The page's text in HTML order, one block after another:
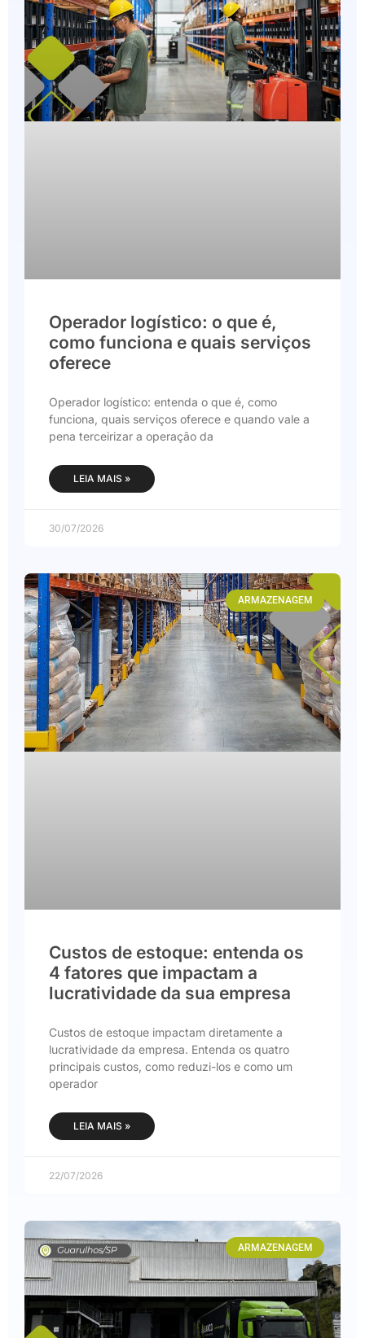
Operador logístico: o que é,
como funciona e quais serviços
oferece
Operador logístico: entenda o que é, como
funciona, quais serviços oferece e quando vale a
pena terceirizar a operação da
LEIA MAIS »
30/07/2026
ARMAZENAGEM
Custos de estoque: entenda os
4 fatores que impactam a
lucratividade da sua empresa
Custos de estoque impactam diretamente a
lucratividade da empresa. Entenda os quatro
principais custos, como reduzi-los e como um
operador
LEIA MAIS »
22/07/2026
ARMAZENAGEM